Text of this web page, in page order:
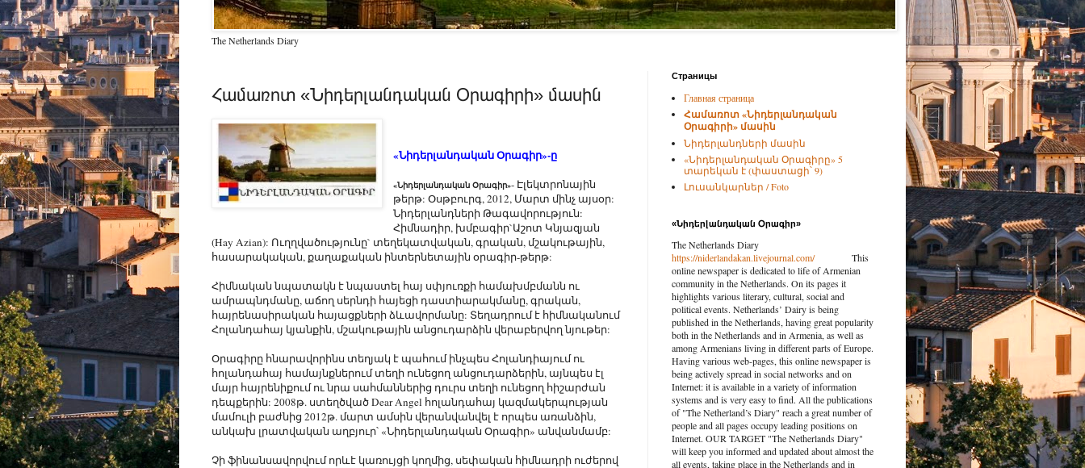
The Netherlands Diary
Համառոտ «Նիդերլանդական Օրագիրի» մասին
«Նիդերլանդական Օրագիր»-ը
«Նիդերլանդական Օրագիր»- Էլեկտրոնային
թերթ: Օսթբուրգ, 2012, Մարտ մինչ այսօր:
Նիդերլանդների Թագավորություն:
Հիմնադիր, խմբագիր`Աշոտ Կնյազյան
(Hay Azian): Ուղղվածությունը` տեղեկատվական, գրական, մշակութային,
հասարակական, քաղաքական ինտերնետային օրագիր-թերթ:
Հիմնական նպատակն է նպաստել հայ սփյուռքի համախմբմանն ու
ամրապնդմանը, աճող սերնդի հայեցի դաստիարակմանը, գրական,
հայրենասիրական հայացքների ձևավորմանը: Տեղադրում է հիմնականում
Հոլանդահայ կյանքին, մշակութային անցուդարձին վերաբերվող նյութեր:
Օրագիրը հնարավորինս տեղյակ է պահում ինչպես Հոլանդիայում ու
հոլանդահայ համայնքներում տեղի ունեցող անցուդարձերին, այնպես էլ
մայր հայրենիքում ու նրա սահմաններից դուրս տեղի ունեցող հիշարժան
դեպքերին: 2008թ. ստեղծված Dear Angel հոլանդահայ կազմակերպության
մամուլի բաժնից 2012թ. մարտ ամսին վերանվանվել է որպես առանձին,
անկախ լրատվական աղբյուր՝ «Նիդերլանդական Օրագիր» անվանմամբ:
Չի ֆինանսավորվում որևէ կառույցի կողմից, սեփական հիմնադրի ուժերով
Страницы
Главная страница
Համառոտ «Նիդերլանդական
Օրագիրի» մասին
Նիդերլանդների մասին
«Նիդերլանդական Օրագիրը» 5
տարեկան է (փաստացի՝ 9)
Լուսանկարներ / Foto
«Նիդերլանդական Օրագիր»
The Netherlands Diary
https://niderlandakan.livejournal.com/This
online newspaper is dedicated to life of Armenian
community in the Netherlands. On its pages it
highlights various literary, cultural, social and
political events. Netherlands’ Dairy is being
published in the Netherlands, having great popularity
both in the Netherlands and in Armenia, as well as
among Armenians living in different parts of Europe.
Having various web-pages, this online newspaper is
being actively spread in social networks and on
Internet: it is available in a variety of information
systems and is very easy to find. All the publications
of "The Netherland’s Diary" reach a great number of
people and all pages occupy leading positions on
Internet. OUR TARGET "The Netherlands Diary"
will keep you informed and updated about almost the
all events, taking place in the Netherlands and in